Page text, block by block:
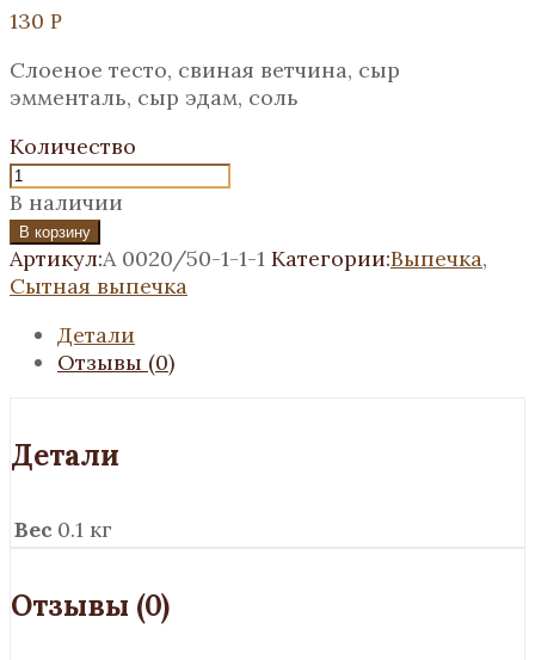
130 Р
Слоеное тесто, свиная ветчина, сыр
эмменталь, сыр эдам, соль
Количество
В наличии
В корзину
Артикул:А 0020/50-1-1-1 Категории:Выпечка,
Сытная выпечка
Детали
Отзывы (0)
Детали
Вес 0.1 кг
Отзывы (0)